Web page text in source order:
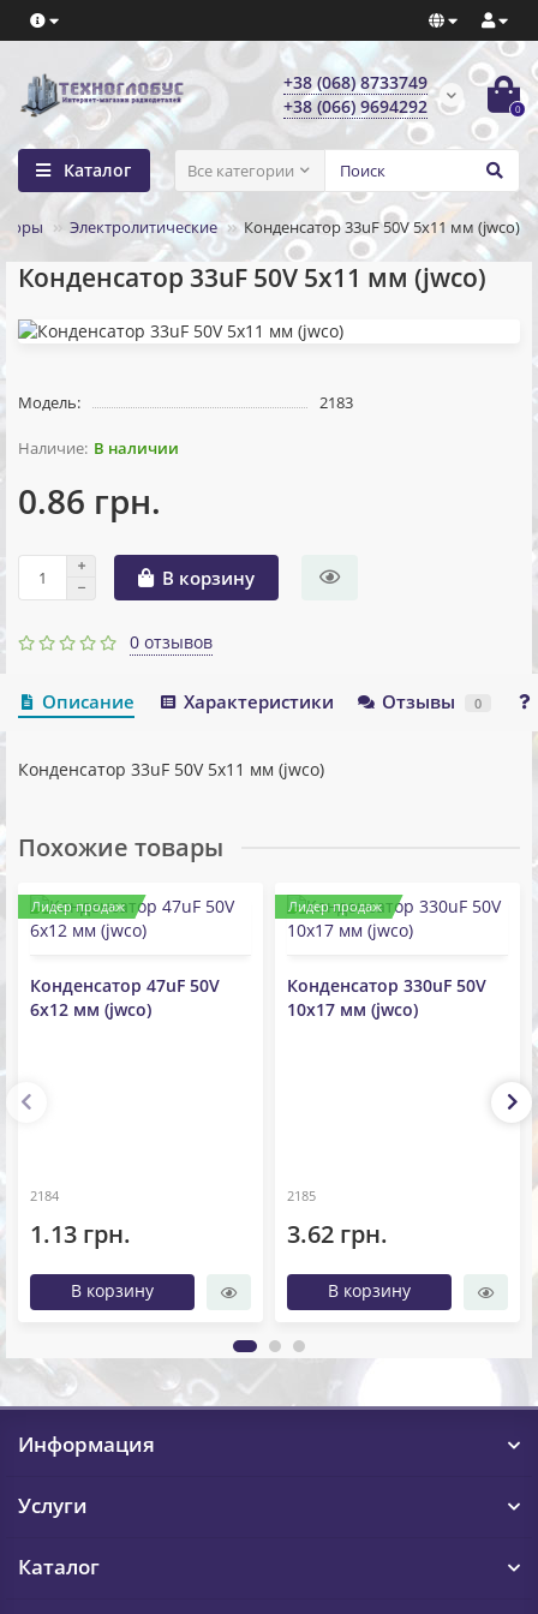
+38 (068) 8733749
+38 (066) 9694292
0
Каталог Все категории
Электролитические Конденсатор 33uF 50V 5x11 мм (jwco)
Конденсатор 33uF 50V 5x11 мм (jwco)
Модель: 2183
В наличии
0.86 грн.
В корзину
0 отзывов
Описание Характеристики Отзывы 0
Конденсатор 33uF 50V 5x11 мм (jwco)
Похожие товары
Лидер продаж
Конденсатор 47uF 50V
6x12 мм (jwco)
2184
1.13 грн.
В корзину
Лидер продаж
Конденсатор 330uF 50V
10x17 мм (jwco)
2185
3.62 грн.
В корзину
Информация
Услуги
Каталог